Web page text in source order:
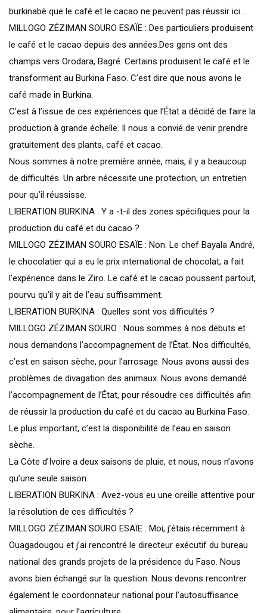
burkinabè que le café et le cacao ne peuvent pas réussir ici…
MILLOGO ZÉZIMAN SOURO ESAÏE : Des particuliers produisent
le café et le cacao depuis des années.Des gens ont des
champs vers Orodara, Bagré. Certains produisent le café et le
transforment au Burkina Faso. C’est dire que nous avons le
café made in Burkina.
C’est à l’issue de ces expériences que l’État a décidé de faire la
production à grande échelle. Il nous a convié de venir prendre
gratuitement des plants, café et cacao.
Nous sommes à notre première année, mais, il y a beaucoup
de difficultés. Un arbre nécessite une protection, un entretien
pour qu’il réussisse.
LIBERATION BURKINA : Y a -t-il des zones spécifiques pour la
production du café et du cacao ?
MILLOGO ZÉZIMAN SOURO ESAÏE : Non. Le chef Bayala André,
le chocolatier qui a eu le prix international de chocolat, a fait
l’expérience dans le Ziro. Le café et le cacao poussent partout,
pourvu qu’il y ait de l’eau suffisamment.
LIBERATION BURKINA : Quelles sont vos difficultés ?
MILLOGO ZÉZIMAN SOURO : Nous sommes à nos débuts et
nous demandons l’accompagnement de l’État. Nos difficultés,
c’est en saison sèche, pour l’arrosage. Nous avons aussi des
problèmes de divagation des animaux. Nous avons demandé
l’accompagnement de l’État, pour résoudre ces difficultés afin
de réussir la production du café et du cacao au Burkina Faso.
Le plus important, c’est la disponibilité de l’eau en saison
sèche.
La Côte d’Ivoire a deux saisons de pluie, et nous, nous n’avons
qu’une seule saison.
LIBERATION BURKINA : Avez-vous eu une oreille attentive pour
la résolution de ces difficultés ?
MILLOGO ZÉZIMAN SOURO ESAÏE : Moi, j’étais récemment à
Ouagadougou et j’ai rencontré le directeur exécutif du bureau
national des grands projets de la présidence du Faso. Nous
avons bien échangé sur la question. Nous devons rencontrer
également le coordonnateur national pour l’autosuffisance